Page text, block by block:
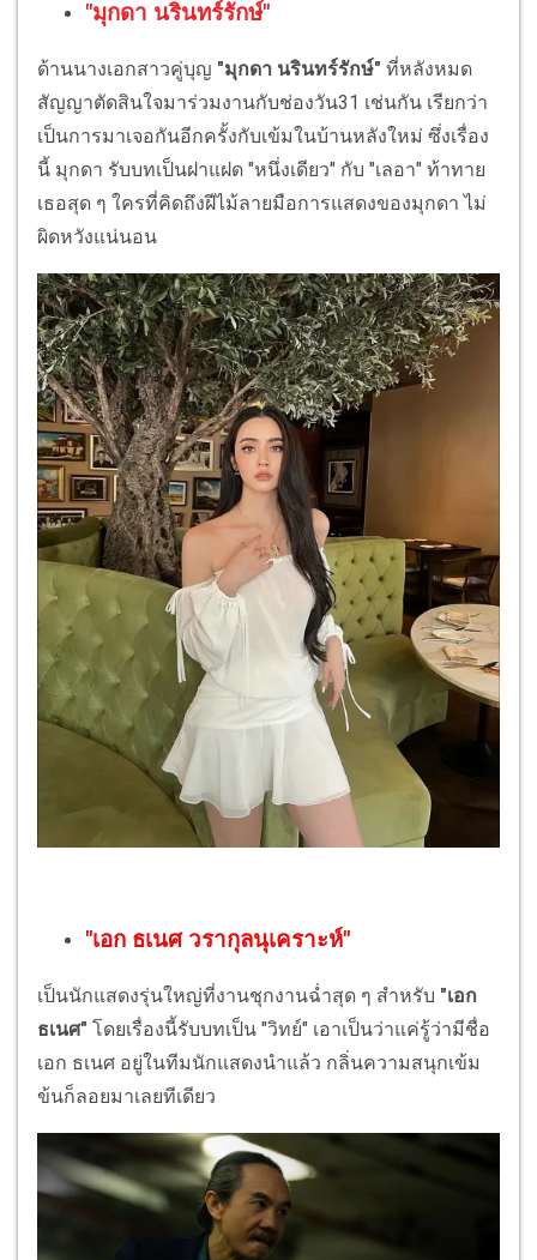
"มุกดา นรินทร์รักษ์"
ด้านนางเอกสาวคู่บุญ "มุกดา นรินทร์รักษ์" ที่หลังหมด
สัญญาตัดสินใจมาร่วมงานกับช่องวัน31 เช่นกัน เรียกว่า
เป็นการมาเจอกันอีกครั้งกับเข้มในบ้านหลังใหม่ ซึ่งเรื่อง
นี้ มุกดา รับบทเป็นฝาแฝด "หนึ่งเดียว" กับ "เลอา" ท้าทาย
เธอสุด ๆ ใครที่คิดถึงฝีไม้ลายมือการแสดงของมุกดา ไม่
ผิดหวังแน่นอน
"เอก ธเนศ วรากุลนุเคราะห์"
เป็นนักแสดงรุ่นใหญ่ที่งานชุกงานฉ่ำสุด ๆ สำหรับ "เอก
ธเนศ" โดยเรื่องนี้รับบทเป็น "วิทย์" เอาเป็นว่าแค่รู้ว่ามีชื่อ
เอก ธเนศ อยู่ในทีมนักแสดงนำแล้ว กลิ่นความสนุกเข้ม
ข้นก็ลอยมาเลยทีเดียว